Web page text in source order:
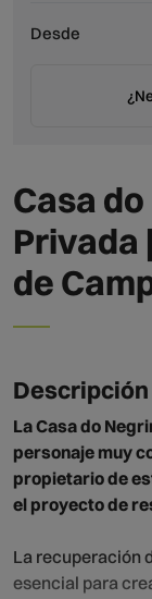
Casa
Privada
de
Descripción
La Casa do
personaje muy
propietario de
el proyecto de
La recuperación
esencial para
Desde